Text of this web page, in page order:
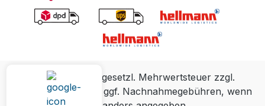
Alle Preise inkl. gesetzl. Mehrwertsteuer zzgl.
Versandkostenund ggf. Nachnahmegebühren, wenn